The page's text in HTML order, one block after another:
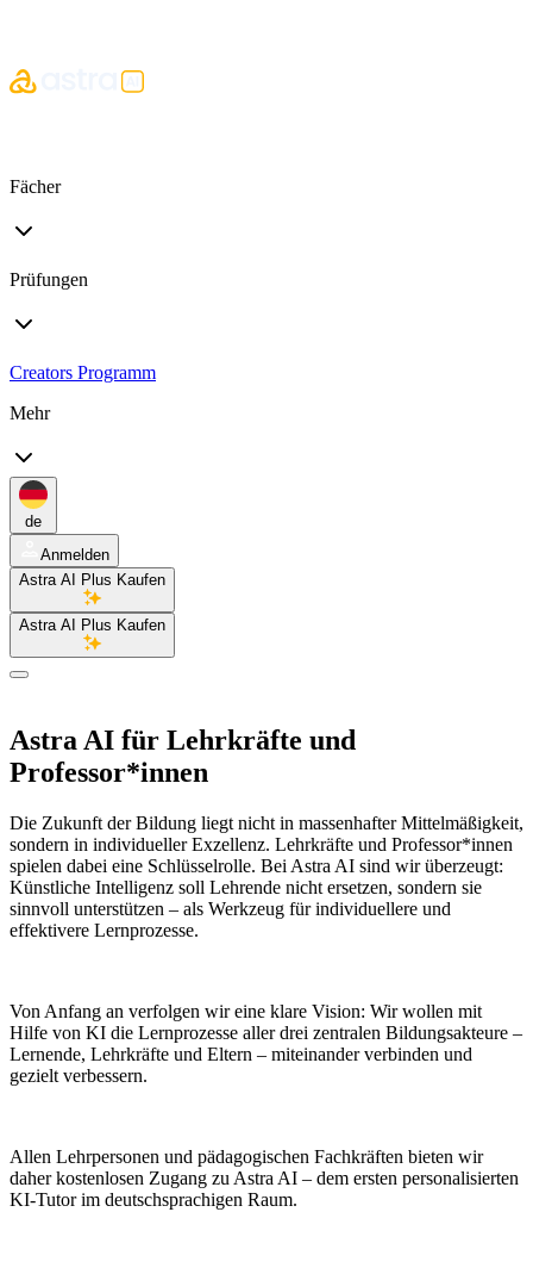
Fächer
Prüfungen
Creators Programm
Mehr
de
Anmelden
Astra AI Plus Kaufen
Astra AI Plus Kaufen
Astra AI für Lehrkräfte und
Professor*innen
Die Zukunft der Bildung liegt nicht in massenhafter Mittelmäßigkeit,
sondern in individueller Exzellenz. Lehrkräfte und Professor*innen
spielen dabei eine Schlüsselrolle. Bei Astra AI sind wir überzeugt:
Künstliche Intelligenz soll Lehrende nicht ersetzen, sondern sie
sinnvoll unterstützen – als Werkzeug für individuellere und
effektivere Lernprozesse.
Von Anfang an verfolgen wir eine klare Vision: Wir wollen mit
Hilfe von KI die Lernprozesse aller drei zentralen Bildungsakteure –
Lernende, Lehrkräfte und Eltern – miteinander verbinden und
gezielt verbessern.
Allen Lehrpersonen und pädagogischen Fachkräften bieten wir
daher kostenlosen Zugang zu Astra AI – dem ersten personalisierten
KI-Tutor im deutschsprachigen Raum.